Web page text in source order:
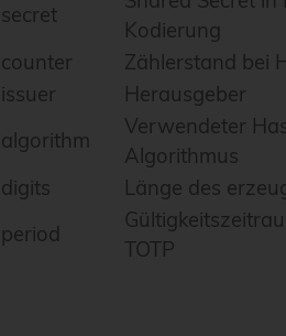
secret
Kodierung
counter
Zählerstand bei
issuer
Herausgeber
algorithm
Verwendeter
Algorithmus
digits
Länge des
period
TOTP